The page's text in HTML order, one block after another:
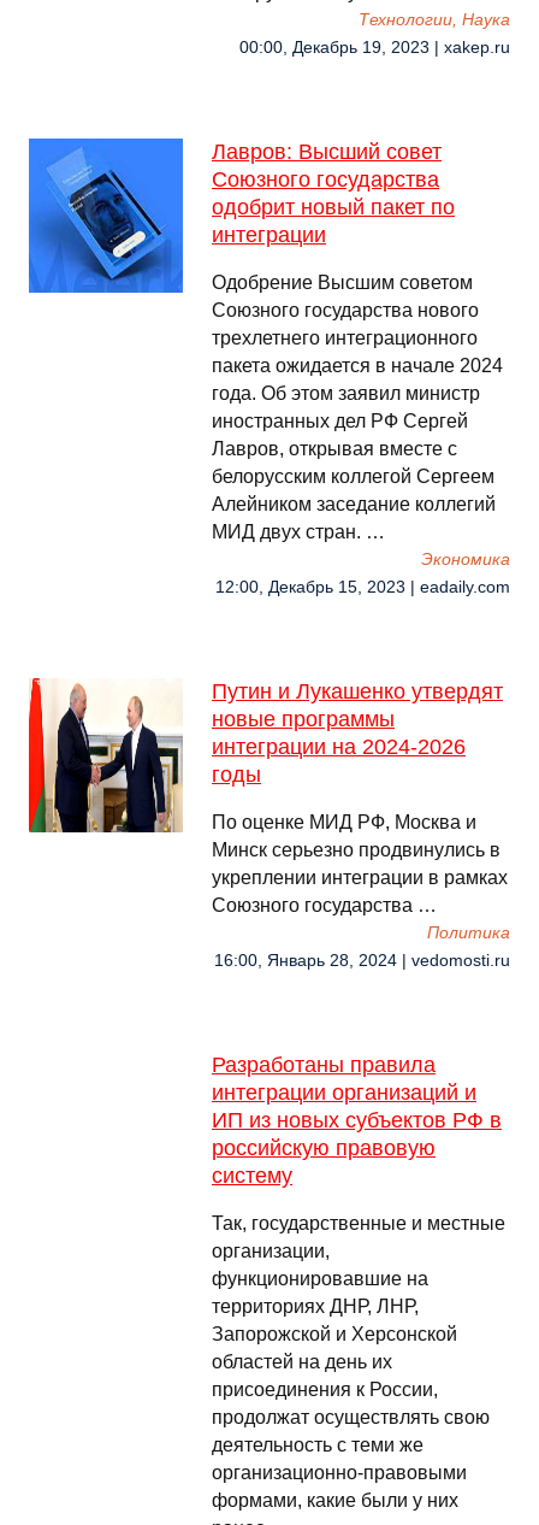
Технологии, Наука
00:00, Декабрь 19, 2023 | xakep.ru
Лавров: Высший совет
Союзного государства
одобрит новый пакет по
интеграции
Одобрение Высшим советом
Союзного государства нового
трехлетнего интеграционного
пакета ожидается в начале 2024
года. Об этом заявил министр
иностранных дел РФ Сергей
Лавров, открывая вместе с
белорусским коллегой Сергеем
Алейником заседание коллегий
МИД двух стран. …
Экономика
12:00, Декабрь 15, 2023 | eadaily.com
Путин и Лукашенко утвердят
новые программы
интеграции на 2024-2026
годы
По оценке МИД РФ, Москва и
Минск серьезно продвинулись в
укреплении интеграции в рамках
Союзного государства …
Политика
16:00, Январь 28, 2024 | vedomosti.ru
Разработаны правила
интеграции организаций и
ИП из новых субъектов РФ в
российскую правовую
систему
Так, государственные и местные
организации,
функционировавшие на
территориях ДНР, ЛНР,
Запорожской и Херсонской
областей на день их
присоединения к России,
продолжат осуществлять свою
деятельность с теми же
организационно-правовыми
формами, какие были у них